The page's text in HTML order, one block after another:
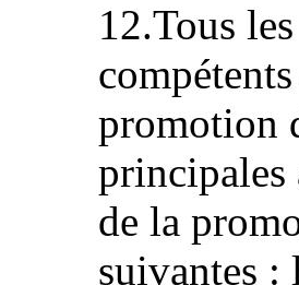
12.Tous
promotion
principales
de la
suivantes :